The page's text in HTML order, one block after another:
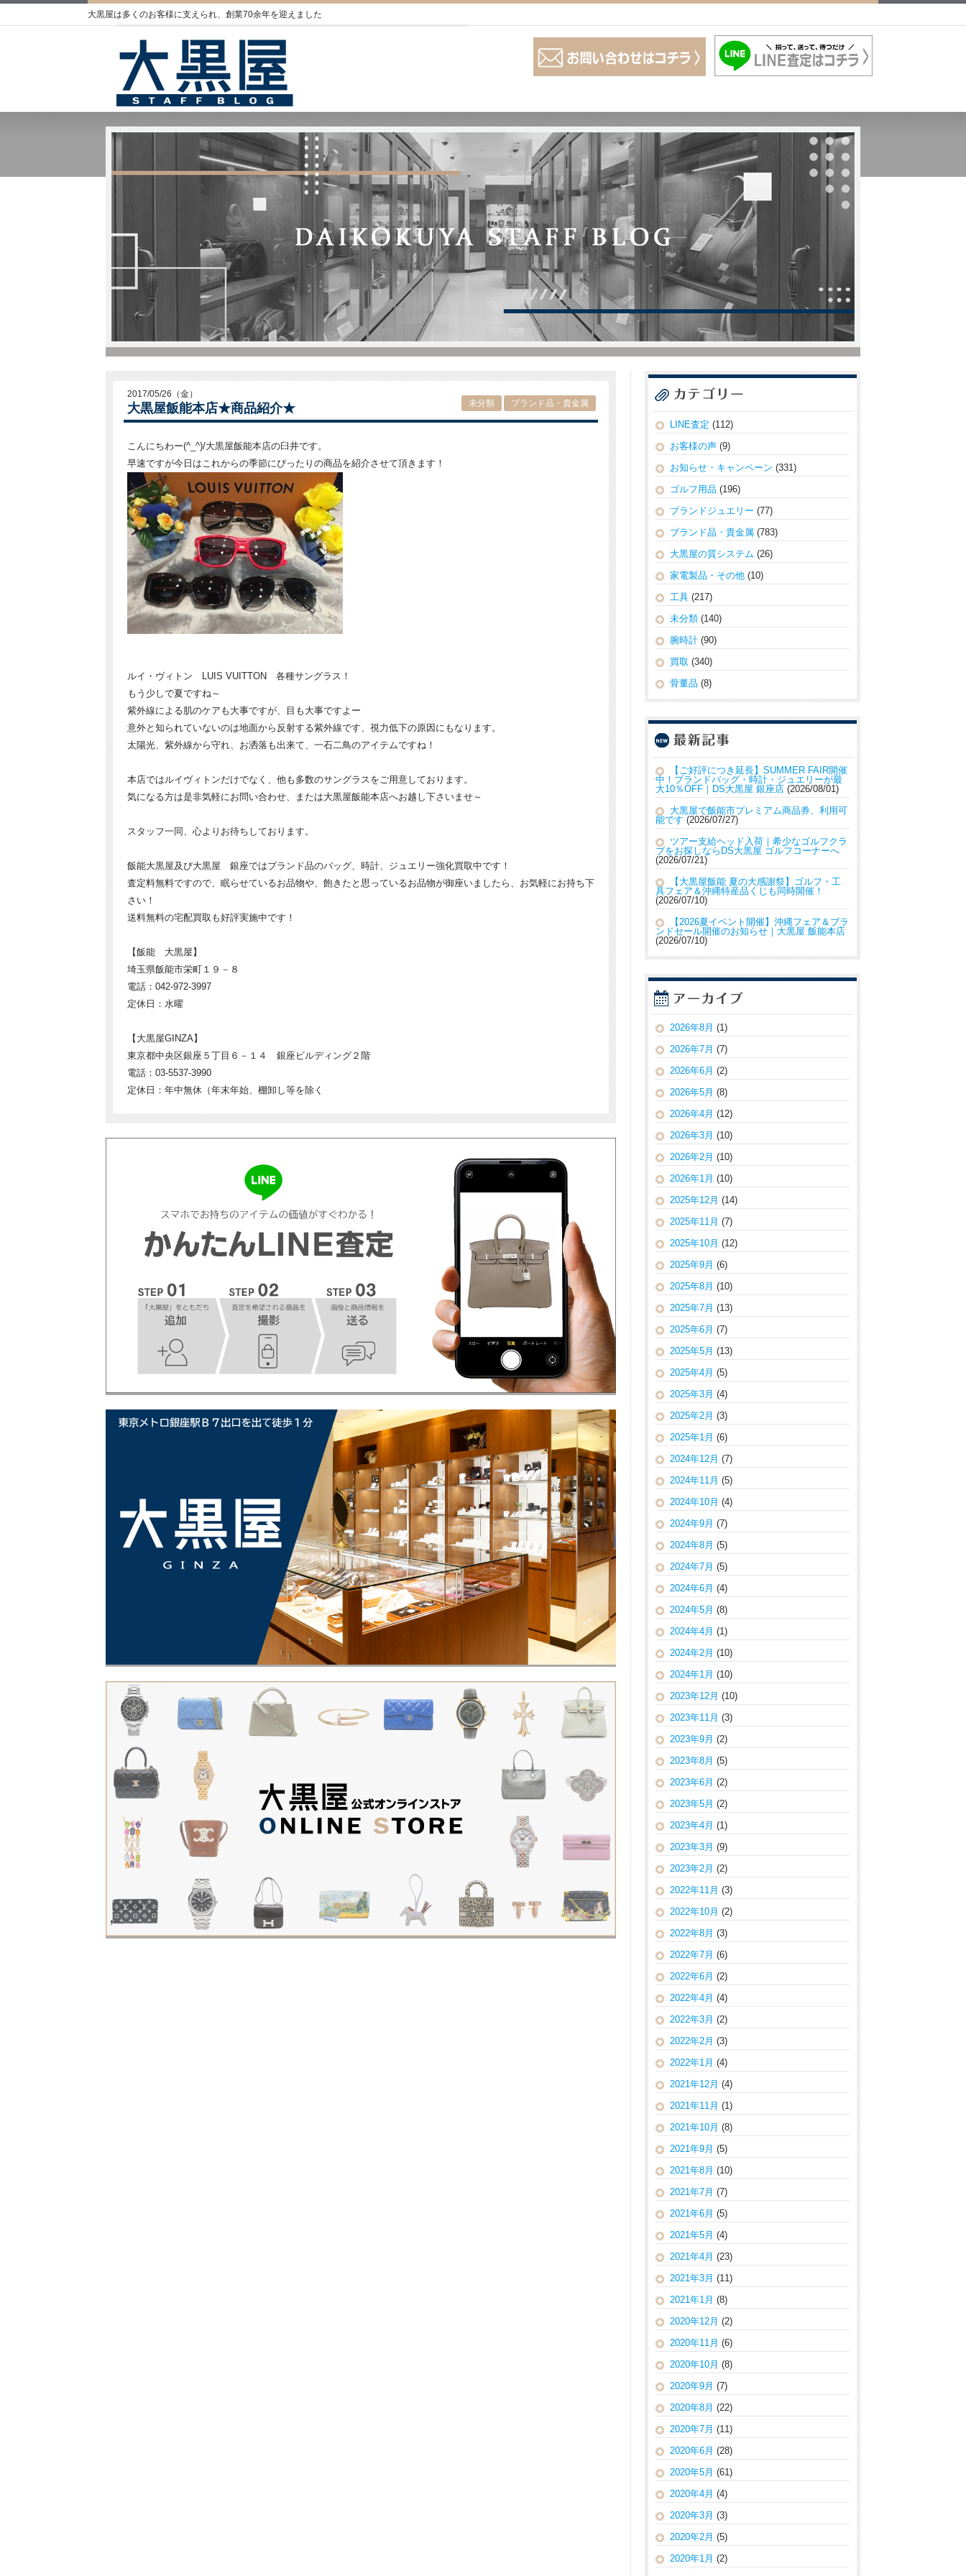
大黒屋は多くのお客様に支えられ、創業70余年を迎えました
2017/05/26（金）
大黒屋飯能本店★商品紹介★ ブランド品・貴金属
未分類
こんにちわー(^_^)/大黒屋飯能本店の臼井です。
早速ですが今日はこれからの季節にぴったりの商品を紹介させて頂きます！
ルイ・ヴィトン LUIS VUITTON 各種サングラス！
もう少しで夏ですね～
紫外線による肌のケアも大事ですが、目も大事ですよー
意外と知られていないのは地面から反射する紫外線です、視力低下の原因にもなります。
太陽光、紫外線から守れ、お洒落も出来て、一石二鳥のアイテムですね！
本店ではルイヴィトンだけでなく、他も多数のサングラスをご用意しております。
気になる方は是非気軽にお問い合わせ、または大黒屋飯能本店へお越し下さいませ～
スタッフ一同、心よりお待ちしております。
飯能大黒屋及び大黒屋 銀座ではブランド品のバッグ、時計、ジュエリー強化買取中です！
査定料無料ですので、眠らせているお品物や、飽きたと思っているお品物が御座いましたら、お気軽にお持ち下
さい！
送料無料の宅配買取も好評実施中です！
【飯能 大黒屋】
埼玉県飯能市栄町１９－８
電話：042-972-3997
定休日：水曜
【大黒屋GINZA】
東京都中央区銀座５丁目６－１４ 銀座ビルディング２階
電話：03-5537-3990
定休日：年中無休（年末年始、棚卸し等を除く
LINE査定 (112)
お客様の声 (9)
お知らせ・キャンペーン (331)
ゴルフ用品 (196)
ブランドジュエリー (77)
ブランド品・貴金属 (783)
大黒屋の質システム (26)
家電製品・その他 (10)
工具 (217)
未分類 (140)
腕時計 (90)
買取 (340)
骨董品 (8)
【ご好評につき延長】SUMMER FAIR開催
中！ブランドバッグ・時計・ジュエリーが最
大10％OFF｜DS大黒屋 銀座店 2026/08/01
大黒屋で飯能市プレミアム商品券、利用可
能です 2026/07/27
ツアー支給ヘッド入荷｜希少なゴルフクラ
ブをお探しならDS大黒屋 ゴルフコーナーへ
2026/07/21
【大黒屋飯能 夏の大感謝祭】ゴルフ・工
具フェア＆沖縄特産品くじも同時開催！
2026/07/10
【2026夏イベント開催】沖縄フェア＆ブラ
ンドセール開催のお知らせ｜大黒屋 飯能本店
2026/07/10
2026年8月 (1)
2026年7月 (7)
2026年6月 (2)
2026年5月 (8)
2026年4月 (12)
2026年3月 (10)
2026年2月 (10)
2026年1月 (10)
2025年12月 (14)
2025年11月 (7)
2025年10月 (12)
2025年9月 (6)
2025年8月 (10)
2025年7月 (13)
2025年6月 (7)
2025年5月 (13)
2025年4月 (5)
2025年3月 (4)
2025年2月 (3)
2025年1月 (6)
2024年12月 (7)
2024年11月 (5)
2024年10月 (4)
2024年9月 (7)
2024年8月 (5)
2024年7月 (5)
2024年6月 (4)
2024年5月 (8)
2024年4月 (1)
2024年2月 (10)
2024年1月 (10)
2023年12月 (10)
2023年11月 (3)
2023年9月 (2)
2023年8月 (5)
2023年6月 (2)
2023年5月 (2)
2023年4月 (1)
2023年3月 (9)
2023年2月 (2)
2022年11月 (3)
2022年10月 (2)
2022年8月 (3)
2022年7月 (6)
2022年6月 (2)
2022年4月 (4)
2022年3月 (2)
2022年2月 (3)
2022年1月 (4)
2021年12月 (4)
2021年11月 (1)
2021年10月 (8)
2021年9月 (5)
2021年8月 (10)
2021年7月 (7)
2021年6月 (5)
2021年5月 (4)
2021年4月 (23)
2021年3月 (11)
2021年1月 (8)
2020年12月 (2)
2020年11月 (6)
2020年10月 (8)
2020年9月 (7)
2020年8月 (22)
2020年7月 (11)
2020年6月 (28)
2020年5月 (61)
2020年4月 (4)
2020年3月 (3)
2020年2月 (5)
2020年1月 (2)